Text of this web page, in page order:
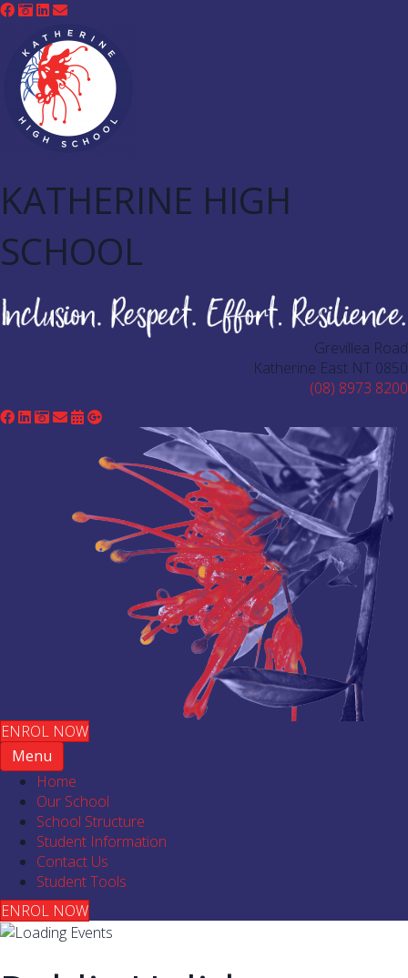
KATHERINE HIGH
SCHOOL
Grevillea Road
Katherine East NT 0850
(08) 8973 8200
ENROL NOW
Menu
Home
Our School
School Structure
Student Information
Contact Us
Student Tools
ENROL NOW